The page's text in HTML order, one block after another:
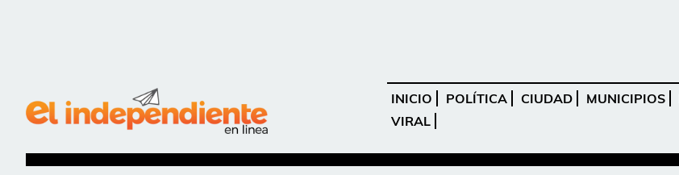
INICIO POLÍTICA CIUDAD MUNICIPIOS
VIRAL